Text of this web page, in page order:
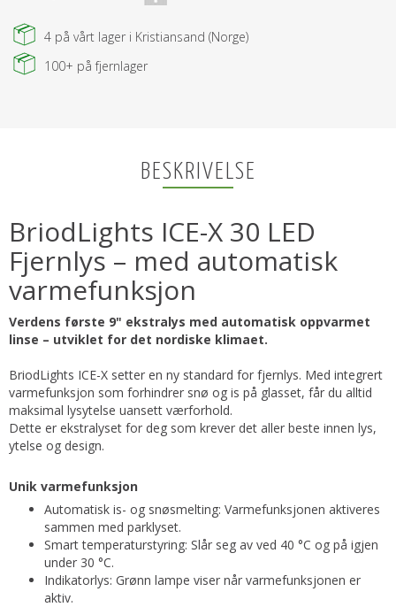
4 på vårt lager i Kristiansand (Norge)
100+ på fjernlager
BESKRIVELSE
BriodLights ICE-X 30 LED
Fjernlys – med automatisk
varmefunksjon
Verdens første 9" ekstralys med automatisk oppvarmet
linse – utviklet for det nordiske klimaet.
BriodLights ICE-X setter en ny standard for fjernlys. Med integrert
varmefunksjon som forhindrer snø og is på glasset, får du alltid
maksimal lysytelse uansett værforhold.
Dette er ekstralyset for deg som krever det aller beste innen lys,
ytelse og design.
Unik varmefunksjon
Automatisk is- og snøsmelting: Varmefunksjonen aktiveres
sammen med parklyset.
Smart temperaturstyring: Slår seg av ved 40 °C og på igjen
under 30 °C.
Indikatorlys: Grønn lampe viser når varmefunksjonen er
aktiv.